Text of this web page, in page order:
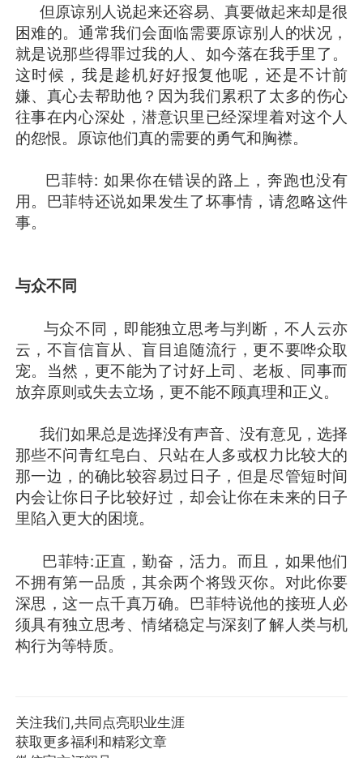
但原谅别人说起来还容易、真要做起来却是很
困难的。通常我们会面临需要原谅别人的状况，
就是说那些得罪过我的人、如今落在我手里了。
这时候，我是趁机好好报复他呢，还是不计前
嫌、真心去帮助他？因为我们累积了太多的伤心
往事在内心深处，潜意识里已经深埋着对这个人
的怨恨。原谅他们真的需要的勇气和胸襟。
巴菲特: 如果你在错误的路上，奔跑也没有
用。巴菲特还说如果发生了坏事情，请忽略这件
事。
与众不同
与众不同，即能独立思考与判断，不人云亦
云，不盲信盲从、盲目追随流行，更不要哗众取
宠。当然，更不能为了讨好上司、老板、同事而
放弃原则或失去立场，更不能不顾真理和正义。
我们如果总是选择没有声音、没有意见，选择
那些不问青红皂白、只站在人多或权力比较大的
那一边，的确比较容易过日子，但是尽管短时间
内会让你日子比较好过，却会让你在未来的日子
里陷入更大的困境。
巴菲特:正直，勤奋，活力。而且，如果他们
不拥有第一品质，其余两个将毁灭你。对此你要
深思，这一点千真万确。巴菲特说他的接班人必
须具有独立思考、情绪稳定与深刻了解人类与机
构行为等特质。
关注我们,共同点亮职业生涯
获取更多福利和精彩文章